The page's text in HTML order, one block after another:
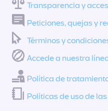
Transparencia y
Peticiones, quejas y
Términos y
Accede a nuestra
Política de
Políticas de uso de